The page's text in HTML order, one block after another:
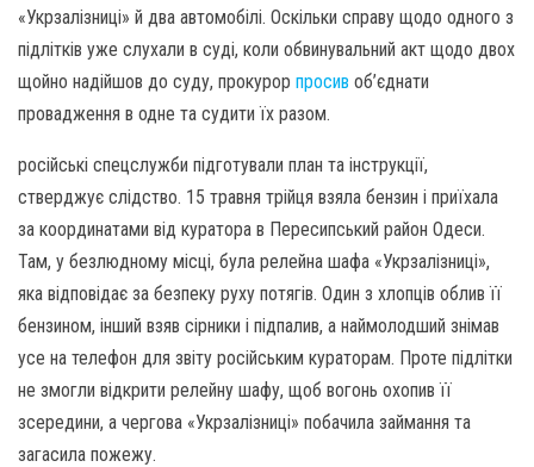
«Укрзалізниці» й два автомобілі. Оскільки справу щодо одного з
підлітків уже слухали в суді, коли обвинувальний акт щодо двох
щойно надійшов до суду, прокурор просив об’єднати
провадження в одне та судити їх разом.
російські спецслужби підготували план та інструкції,
стверджує слідство. 15 травня трійця взяла бензин і приїхала
за координатами від куратора в Пересипський район Одеси.
Там, у безлюдному місці, була релейна шафа «Укрзалізниці»,
яка відповідає за безпеку руху потягів. Один з хлопців облив її
бензином, інший взяв сірники і підпалив, а наймолодший знімав
усе на телефон для звіту російським кураторам. Проте підлітки
не змогли відкрити релейну шафу, щоб вогонь охопив її
зсередини, а чергова «Укрзалізниці» побачила займання та
загасила пожежу.